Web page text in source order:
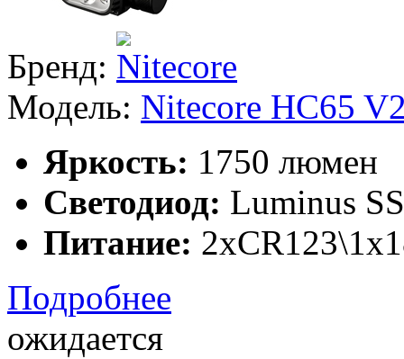
Бренд:
Модель: Nitecore HC65
Яркость: 1750 люмен
Светодиод: Luminus
Питание:
Подробнее
ожидается